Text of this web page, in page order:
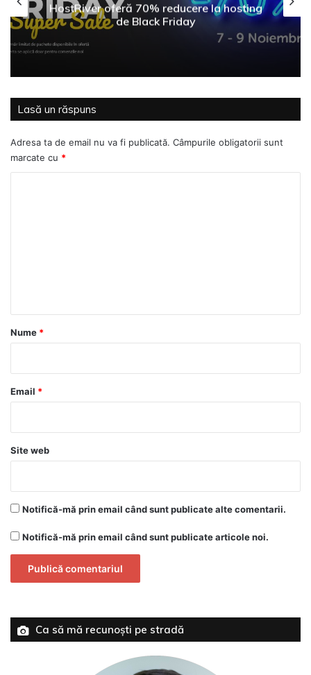
HostRiver oferă 70% reducere la hosting
de Black Friday
Lasă un răspuns
Adresa ta de email nu va fi publicată. Câmpurile obligatorii sunt
marcate cu *
r
*
Nume *
Email *
Site web
Notifică-mă prin email când sunt publicate alte comentarii.
Notifică-mă prin email când sunt publicate articole noi.
Ca să mă recunoști pe stradă